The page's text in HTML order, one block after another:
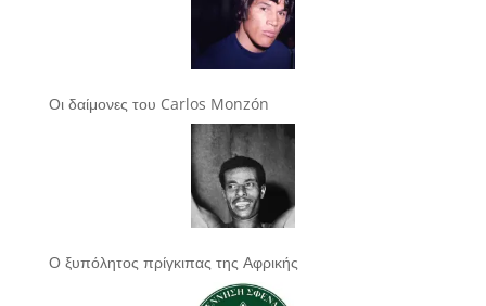
Οι δαίμονες του Carlos Monzón
Ο ξυπόλητος πρίγκιπας της Αφρικής